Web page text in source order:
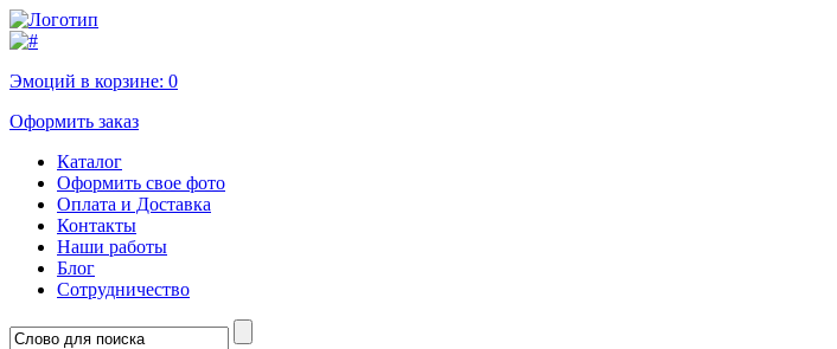
Эмоций в корзине: 0
Оформить заказ
Каталог
Оформить свое фото
Оплата и Доставка
Контакты
Наши работы
Блог
Сотрудничество